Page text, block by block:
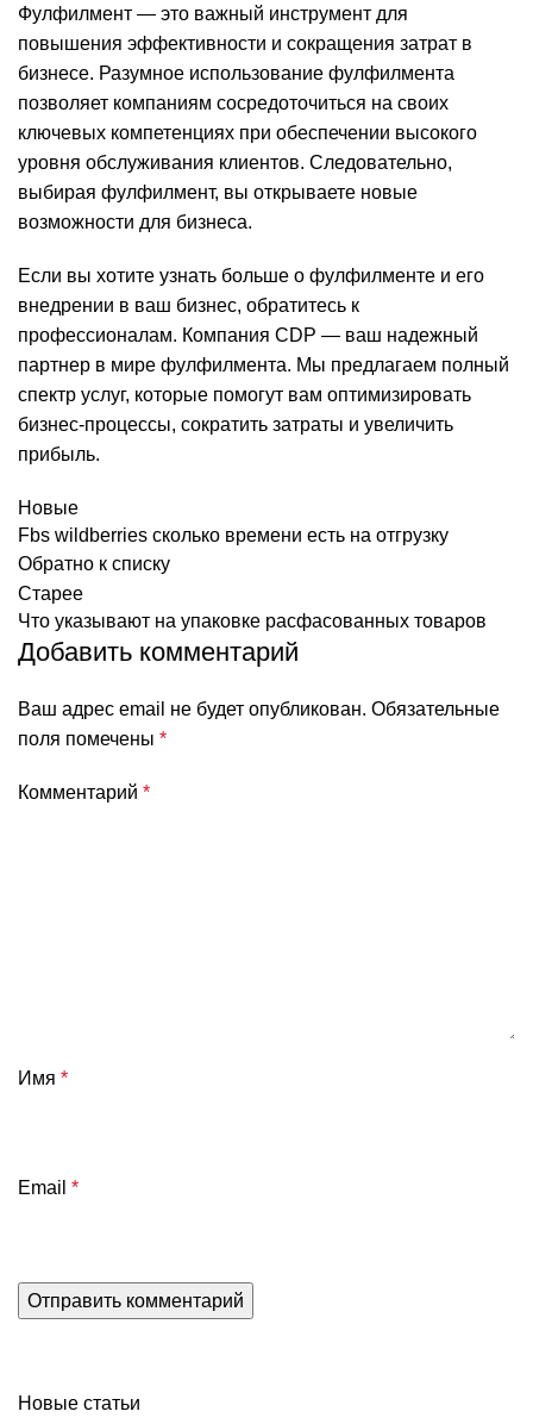
Фулфилмент — это важный инструмент для
повышения эффективности и сокращения затрат в
бизнесе. Разумное использование фулфилмента
позволяет компаниям сосредоточиться на своих
ключевых компетенциях при обеспечении высокого
уровня обслуживания клиентов. Следовательно,
выбирая фулфилмент, вы открываете новые
возможности для бизнеса.
Если вы хотите узнать больше о фулфилменте и его
внедрении в ваш бизнес, обратитесь к
профессионалам. Компания CDP — ваш надежный
партнер в мире фулфилмента. Мы предлагаем полный
спектр услуг, которые помогут вам оптимизировать
бизнес-процессы, сократить затраты и увеличить
прибыль.
Новые
Fbs wildberries сколько времени есть на отгрузку
Обратно к списку
Старее
Что указывают на упаковке расфасованных товаров
Добавить комментарий
Ваш адрес email не будет опубликован. Обязательные
поля помечены *
Комментарий *
Имя *
Email *
Новые статьи